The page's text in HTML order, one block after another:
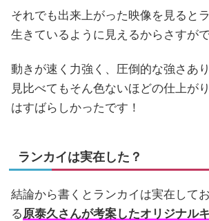
それでも出来上がった映像を見ると
生きているように見えるからさすがで
動きが速く力強く、圧倒的な強さあ
見比べてもそん色ないほどの仕上が
はすばらしかったです！
ランカイは実在した？
結論から書くとランカイは実在して
る原泰久さんが考案したオリジナル